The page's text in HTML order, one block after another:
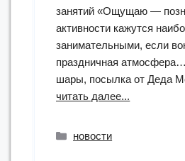
занятий «Ощущаю —
активности кажутся
занимательными, если
праздничная
шары, посылка от Деда
читать далее...
Рубрики
новости